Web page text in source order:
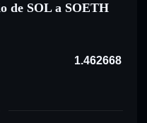
de SOL a SOETH